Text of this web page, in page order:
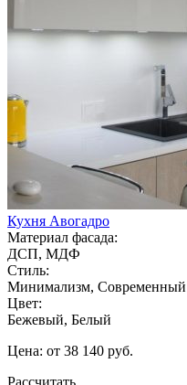
Кухня Авогадро
Материал фасада:
ДСП, МДФ
Стиль:
Минимализм, Современный
Цвет:
Бежевый, Белый
Цена: от 38 140 руб.
Рассчитать